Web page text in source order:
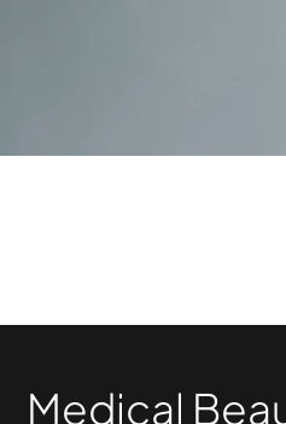
Medical